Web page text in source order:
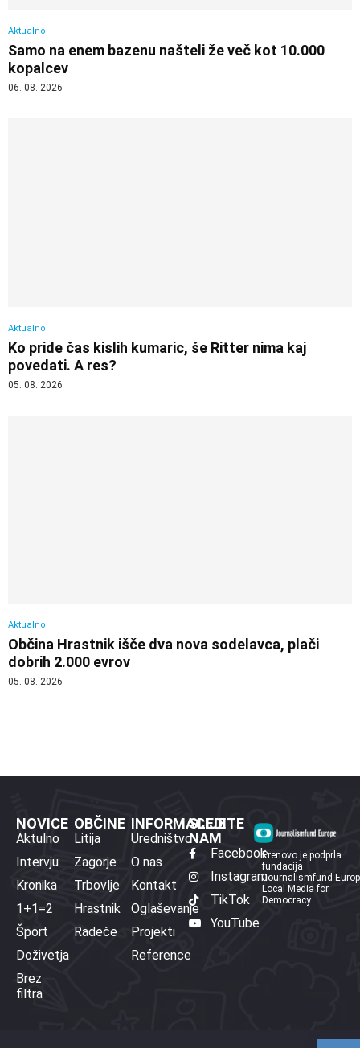
Aktualno
Samo na enem bazenu našteli že več kot 10.000
kopalcev
06. 08. 2026
Aktualno
Ko pride čas kislih kumaric, še Ritter nima kaj
povedati. A res?
05. 08. 2026
Aktualno
Občina Hrastnik išče dva nova sodelavca, plači
dobrih 2.000 evrov
05. 08. 2026
NOVICE
Aktulno
Intervju
Kronika
1+1=2
Šport
Doživetja
Brez
filtra
OBČINE
Litija
Zagorje
Trbovlje
Hrastnik
Radeče
INFORMACIJE
Uredništvo
O nas
Kontakt
Oglaševanje
Projekti
Reference
SLEDITE
NAM
Facebook
Instagram
TikTok
YouTube
Prenovo je podprla
fundacija
Journalismfund
Local Media for
Democracy.